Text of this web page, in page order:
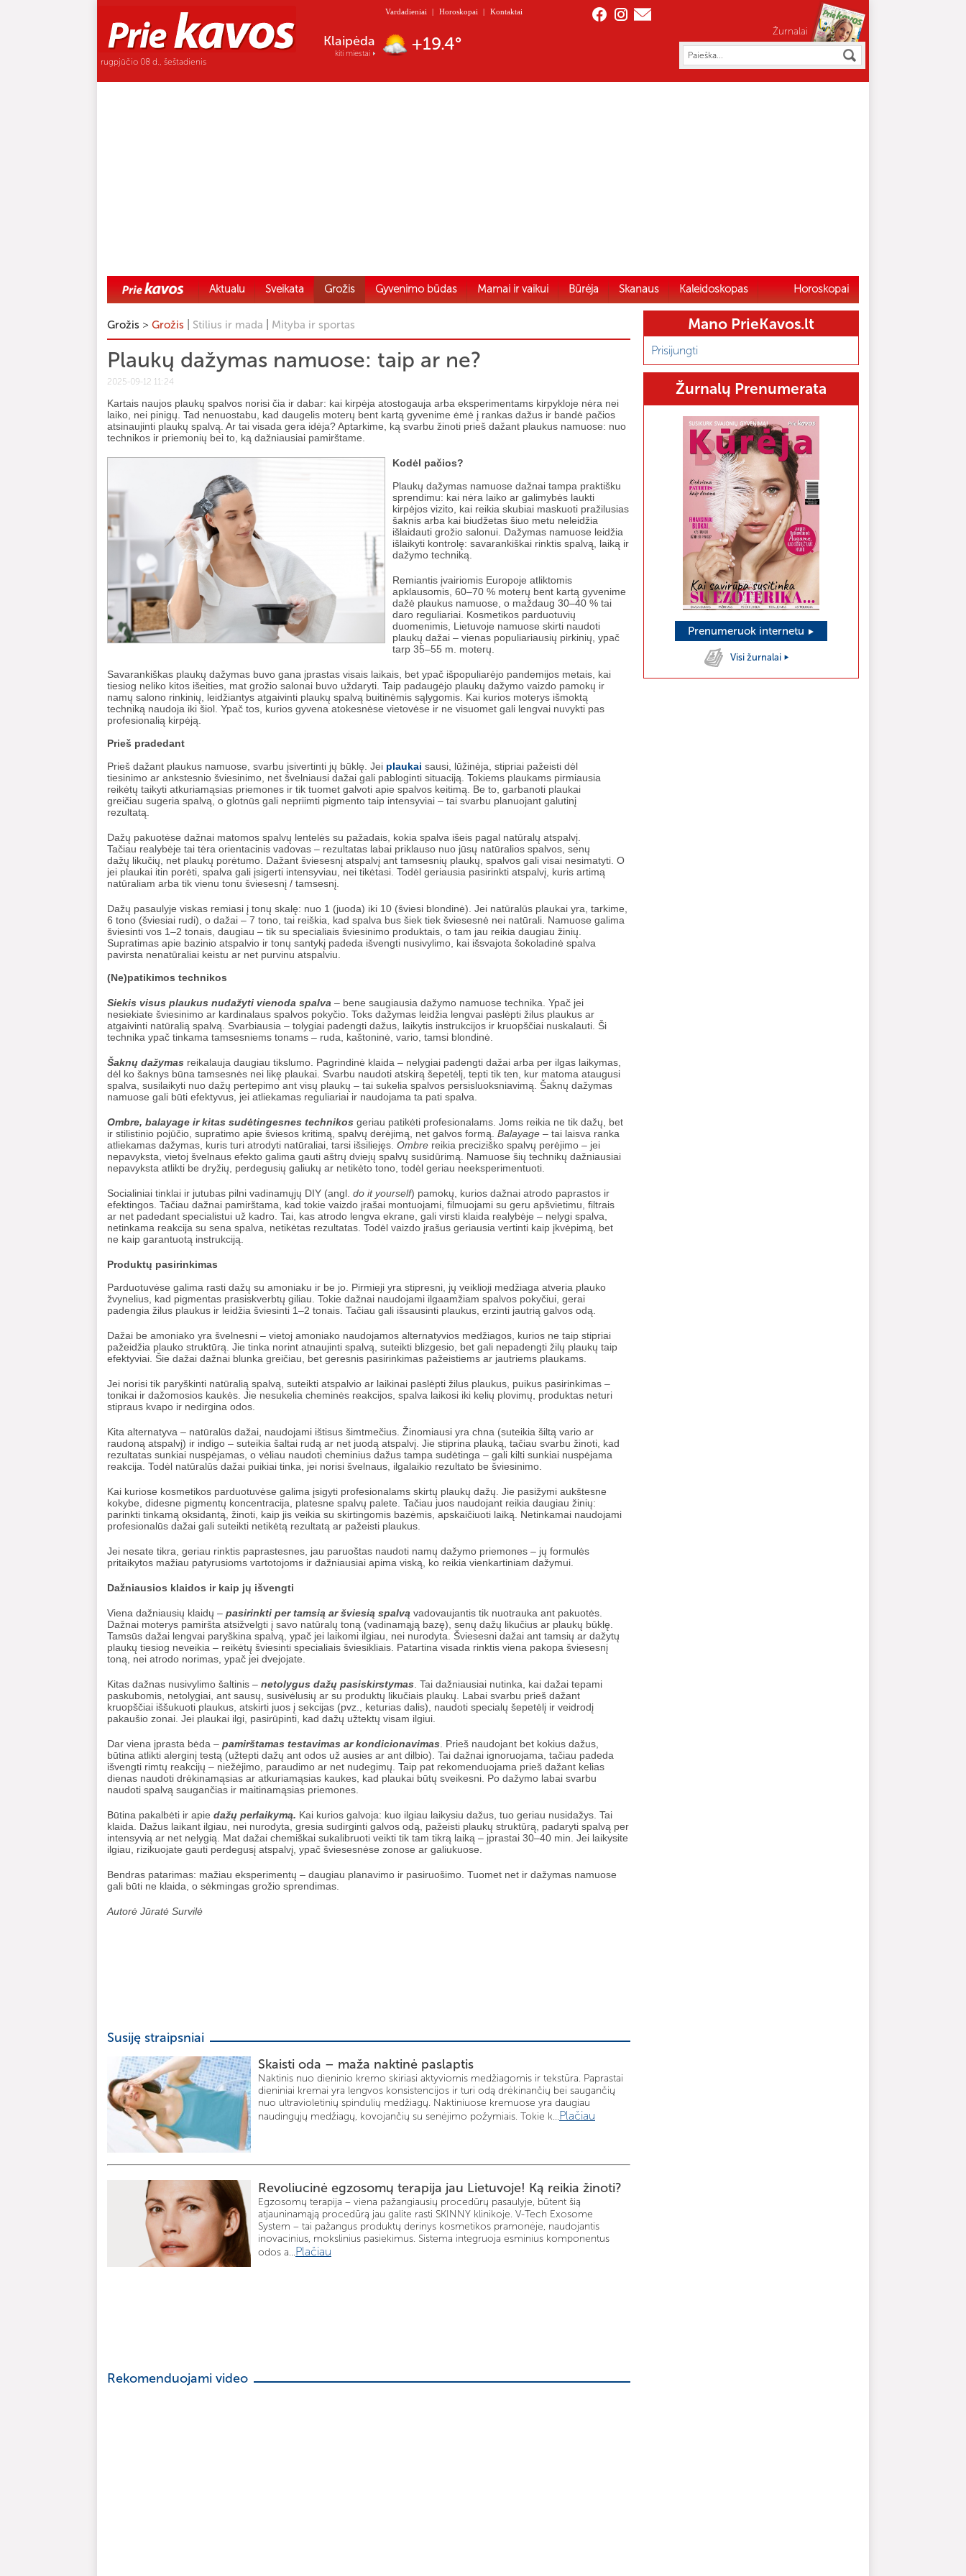
rugpjūčio 08 d., šeštadienis
Vardadieniai | Horoskopai | Kontaktai
Nida
kiti miestai +18.4°
Žurnalai
Aktualu Sveikata Grožis Gyvenimo būdas Mamai ir vaikui Būrėja Skanaus Kaleidoskopas Horoskopai
Grožis > Grožis Stilius ir mada Mityba ir sportas
Plaukų dažymas namuose: taip ar ne?
2025-09-12 11:24
Kartais naujos plaukų spalvos norisi čia ir dabar: kai kirpėja atostogauja arba eksperimentams kirpykloje nėra nei
laiko, nei pinigų. Tad nenuostabu, kad daugelis moterų bent kartą gyvenime ėmė į rankas dažus ir bandė pačios
atsinaujinti plaukų spalvą. Ar tai visada gera idėja? Aptarkime, ką svarbu žinoti prieš dažant plaukus namuose: nuo
technikos ir priemonių bei to, ką dažniausiai pamirštame.
Kodėl pačios?
Plaukų dažymas namuose dažnai tampa praktišku
sprendimu: kai nėra laiko ar galimybės laukti
kirpėjos vizito, kai reikia skubiai maskuoti pražilusias
šaknis arba kai biudžetas šiuo metu neleidžia
išlaidauti grožio salonui. Dažymas namuose leidžia
išlaikyti kontrolę: savarankiškai rinktis spalvą, laiką ir
dažymo techniką.
Remiantis įvairiomis Europoje atliktomis
apklausomis, 60–70 % moterų bent kartą gyvenime
dažė plaukus namuose, o maždaug 30–40 % tai
daro reguliariai. Kosmetikos parduotuvių
duomenimis, Lietuvoje namuose skirti naudoti
plaukų dažai – vienas populiariausių pirkinių, ypač
tarp 35–55 m. moterų.
Savarankiškas plaukų dažymas buvo gana įprastas visais laikais, bet ypač išpopuliarėjo pandemijos metais, kai
tiesiog neliko kitos išeities, mat grožio salonai buvo uždaryti. Taip padaugėjo plaukų dažymo vaizdo pamokų ir
namų salono rinkinių, leidžiantys atgaivinti plaukų spalvą buitinėmis sąlygomis. Kai kurios moterys išmoktą
techniką naudoja iki šiol. Ypač tos, kurios gyvena atokesnėse vietovėse ir ne visuomet gali lengvai nuvykti pas
profesionalią kirpėją.
Prieš pradedant
Prieš dažant plaukus namuose, svarbu įsivertinti jų būklę. Jei plaukai sausi, lūžinėja, stipriai pažeisti dėl
tiesinimo ar ankstesnio šviesinimo, net švelniausi dažai gali pabloginti situaciją. Tokiems plaukams pirmiausia
reikėtų taikyti atkuriamąsias priemones ir tik tuomet galvoti apie spalvos keitimą. Be to, garbanoti plaukai
greičiau sugeria spalvą, o glotnūs gali nepriimti pigmento taip intensyviai – tai svarbu planuojant galutinį
rezultatą.
Dažų pakuotėse dažnai matomos spalvų lentelės su pažadais, kokia spalva išeis pagal natūralų atspalvį.
Tačiau realybėje tai tėra orientacinis vadovas – rezultatas labai priklauso nuo jūsų natūralios spalvos, senų
dažų likučių, net plaukų porėtumo. Dažant šviesesnį atspalvį ant tamsesnių plaukų, spalvos gali visai nesimatyti. O
jei plaukai itin porėti, spalva gali įsigerti intensyviau, nei tikėtasi. Todėl geriausia pasirinkti atspalvį, kuris artimą
natūraliam arba tik vienu tonu šviesesnį / tamsesnį.
Dažų pasaulyje viskas remiasi į tonų skalę: nuo 1 (juoda) iki 10 (šviesi blondinė). Jei natūralūs plaukai yra, tarkime,
6 tono (šviesiai rudi), o dažai – 7 tono, tai reiškia, kad spalva bus šiek tiek šviesesnė nei natūrali. Namuose galima
šviesinti vos 1–2 tonais, daugiau – tik su specialiais šviesinimo produktais, o tam jau reikia daugiau žinių.
Supratimas apie bazinio atspalvio ir tonų santykį padeda išvengti nusivylimo, kai išsvajota šokoladinė spalva
pavirsta nenatūraliai keistu ar net purvinu atspalviu.
(Ne)patikimos technikos
Siekis visus plaukus nudažyti vienoda spalva – bene saugiausia dažymo namuose technika. Ypač jei
nesiekiate šviesinimo ar kardinalaus spalvos pokyčio. Toks dažymas leidžia lengvai paslėpti žilus plaukus ar
atgaivinti natūralią spalvą. Svarbiausia – tolygiai padengti dažus, laikytis instrukcijos ir kruopščiai nuskalauti. Ši
technika ypač tinkama tamsesniems tonams – ruda, kaštoninė, vario, tamsi blondinė.
Šaknų dažymas reikalauja daugiau tikslumo. Pagrindinė klaida – nelygiai padengti dažai arba per ilgas laikymas,
dėl ko šaknys būna tamsesnės nei likę plaukai. Svarbu naudoti atskirą šepetėlį, tepti tik ten, kur matoma ataugusi
spalva, susilaikyti nuo dažų pertepimo ant visų plaukų – tai sukelia spalvos persisluoksniavimą. Šaknų dažymas
namuose gali būti efektyvus, jei atliekamas reguliariai ir naudojama ta pati spalva.
Ombre, balayage ir kitas sudėtingesnes technikos geriau patikėti profesionalams. Joms reikia ne tik dažų, bet
ir stilistinio pojūčio, supratimo apie šviesos kritimą, spalvų derėjimą, net galvos formą. Balayage – tai laisva ranka
atliekamas dažymas, kuris turi atrodyti natūraliai, tarsi išsiliejęs. Ombre reikia preciziško spalvų perėjimo – jei
nepavyksta, vietoj švelnaus efekto galima gauti aštrų dviejų spalvų susidūrimą. Namuose šių technikų dažniausiai
nepavyksta atlikti be dryžių, perdegusių galiukų ar netikėto tono, todėl geriau neeksperimentuoti.
Socialiniai tinklai ir jutubas pilni vadinamųjų DIY (angl. do it yourself) pamokų, kurios dažnai atrodo paprastos ir
efektingos. Tačiau dažnai pamirštama, kad tokie vaizdo įrašai montuojami, filmuojami su geru apšvietimu, filtrais
ar net padedant specialistui už kadro. Tai, kas atrodo lengva ekrane, gali virsti klaida realybėje – nelygi spalva,
netinkama reakcija su sena spalva, netikėtas rezultatas. Todėl vaizdo įrašus geriausia vertinti kaip įkvėpimą, bet
ne kaip garantuotą instrukciją.
Produktų pasirinkimas
Parduotuvėse galima rasti dažų su amoniaku ir be jo. Pirmieji yra stipresni, jų veiklioji medžiaga atveria plauko
žvynelius, kad pigmentas prasiskverbtų giliau. Tokie dažnai naudojami ilgaamžiam spalvos pokyčiui, gerai
padengia žilus plaukus ir leidžia šviesinti 1–2 tonais. Tačiau gali išsausinti plaukus, erzinti jautrią galvos odą.
Dažai be amoniako yra švelnesni – vietoj amoniako naudojamos alternatyvios medžiagos, kurios ne taip stipriai
pažeidžia plauko struktūrą. Jie tinka norint atnaujinti spalvą, suteikti blizgesio, bet gali nepadengti žilų plaukų taip
efektyviai. Šie dažai dažnai blunka greičiau, bet geresnis pasirinkimas pažeistiems ar jautriems plaukams.
Jei norisi tik paryškinti natūralią spalvą, suteikti atspalvio ar laikinai paslėpti žilus plaukus, puikus pasirinkimas –
tonikai ir dažomosios kaukės. Jie nesukelia cheminės reakcijos, spalva laikosi iki kelių plovimų, produktas neturi
stipraus kvapo ir nedirgina odos.
Kita alternatyva – natūralūs dažai, naudojami ištisus šimtmečius. Žinomiausi yra chna (suteikia šiltą vario ar
raudoną atspalvį) ir indigo – suteikia šaltai rudą ar net juodą atspalvį. Jie stiprina plauką, tačiau svarbu žinoti, kad
rezultatas sunkiai nuspėjamas, o vėliau naudoti cheminius dažus tampa sudėtinga – gali kilti sunkiai nuspėjama
reakcija. Todėl natūralūs dažai puikiai tinka, jei norisi švelnaus, ilgalaikio rezultato be šviesinimo.
Kai kuriose kosmetikos parduotuvėse galima įsigyti profesionalams skirtų plaukų dažų. Jie pasižymi aukštesne
kokybe, didesne pigmentų koncentracija, platesne spalvų palete. Tačiau juos naudojant reikia daugiau žinių:
parinkti tinkamą oksidantą, žinoti, kaip jis veikia su skirtingomis bazėmis, apskaičiuoti laiką. Netinkamai naudojami
profesionalūs dažai gali suteikti netikėtą rezultatą ar pažeisti plaukus.
Jei nesate tikra, geriau rinktis paprastesnes, jau paruoštas naudoti namų dažymo priemones – jų formulės
pritaikytos mažiau patyrusioms vartotojoms ir dažniausiai apima viską, ko reikia vienkartiniam dažymui.
Dažniausios klaidos ir kaip jų išvengti
Viena dažniausių klaidų – pasirinkti per tamsią ar šviesią spalvą vadovaujantis tik nuotrauka ant pakuotės.
Dažnai moterys pamiršta atsižvelgti į savo natūralų toną (vadinamąją bazę), senų dažų likučius ar plaukų būklę.
Tamsūs dažai lengvai paryškina spalvą, ypač jei laikomi ilgiau, nei nurodyta. Šviesesni dažai ant tamsių ar dažytų
plaukų tiesiog neveikia – reikėtų šviesinti specialiais šviesikliais. Patartina visada rinktis viena pakopa šviesesnį
toną, nei atrodo norimas, ypač jei dvejojate.
Kitas dažnas nusivylimo šaltinis – netolygus dažų pasiskirstymas . Tai dažniausiai nutinka, kai dažai tepami
paskubomis, netolygiai, ant sausų, susivėlusių ar su produktų likučiais plaukų. Labai svarbu prieš dažant
kruopščiai iššukuoti plaukus, atskirti juos į sekcijas (pvz., keturias dalis), naudoti specialų šepetėlį ir veidrodį
pakaušio zonai. Jei plaukai ilgi, pasirūpinti, kad dažų užtektų visam ilgiui.
Dar viena įprasta bėda – pamirštamas testavimas ar kondicionavimas . Prieš naudojant bet kokius dažus,
būtina atlikti alerginį testą (užtepti dažų ant odos už ausies ar ant dilbio). Tai dažnai ignoruojama, tačiau padeda
išvengti rimtų reakcijų – niežėjimo, paraudimo ar net nudegimų. Taip pat rekomenduojama prieš dažant kelias
dienas naudoti drėkinamąsias ar atkuriamąsias kaukes, kad plaukai būtų sveikesni. Po dažymo labai svarbu
naudoti spalvą saugančias ir maitinamąsias priemones.
Būtina pakalbėti ir apie dažų perlaikymą. Kai kurios galvoja: kuo ilgiau laikysiu dažus, tuo geriau nusidažys. Tai
klaida. Dažus laikant ilgiau, nei nurodyta, gresia sudirginti galvos odą, pažeisti plaukų struktūrą, padaryti spalvą per
intensyvią ar net nelygią. Mat dažai chemiškai sukalibruoti veikti tik tam tikrą laiką – įprastai 30–40 min. Jei laikysite
ilgiau, rizikuojate gauti perdegusį atspalvį, ypač šviesesnėse zonose ar galiukuose.
Bendras patarimas: mažiau eksperimentų – daugiau planavimo ir pasiruošimo. Tuomet net ir dažymas namuose
gali būti ne klaida, o sėkmingas grožio sprendimas.
Autorė Jūratė Survilė
Susiję straipsniai
Skaisti oda – maža naktinė paslaptis
Naktinis nuo dieninio kremo skiriasi aktyviomis medžiagomis ir tekstūra. Paprastai
dieniniai kremai yra lengvos konsistencijos ir turi odą drėkinančių bei saugančių
nuo ultravioletinių spindulių medžiagų. Naktiniuose kremuose yra daugiau
naudingųjų medžiagų, kovojančių su senėjimo požymiais. Tokie k...Plačiau
Revoliucinė egzosomų terapija jau Lietuvoje! Ką reikia žinoti?
Egzosomų terapija – viena pažangiausių procedūrų pasaulyje, būtent šią
atjauninamąją procedūrą jau galite rasti SKINNY klinikoje. V-Tech Exosome
System – tai pažangus produktų derinys kosmetikos pramonėje, naudojantis
inovacinius, mokslinius pasiekimus. Sistema integruoja esminius komponentus
odos a...Plačiau
Rekomenduojami video
Mano PrieKavos.lt
Prisijungti
Žurnalų Prenumerata
Prenumeruok internetu
Visi žurnalai